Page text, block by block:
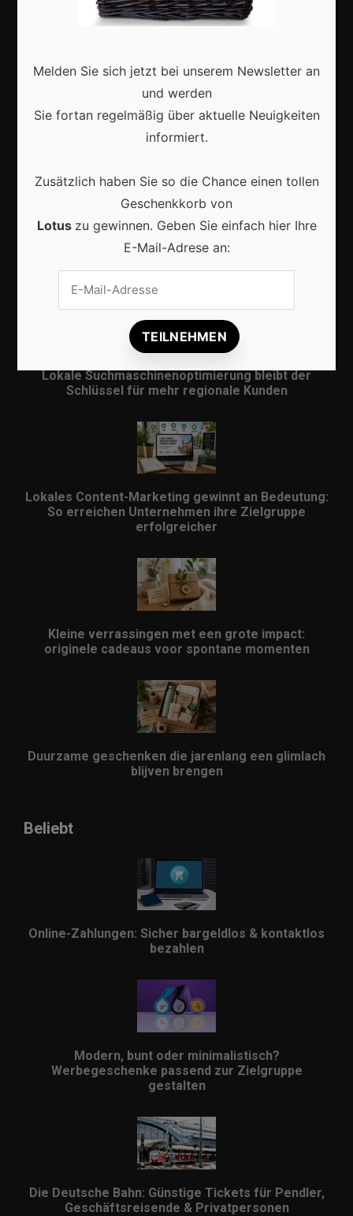
KI im Content-Marketing: So wird digitale
Sichtbarkeit 2026 erfolgreicher
Lokale Suchmaschinenoptimierung bleibt der
Schlüssel für mehr regionale Kunden
Lokales Content-Marketing gewinnt an Bedeutung:
So erreichen Unternehmen ihre Zielgruppe
erfolgreicher
Kleine verrassingen met een grote impact:
originele cadeaus voor spontane momenten
Duurzame geschenken die jarenlang een glimlach
blijven brengen
Beliebt
Online-Zahlungen: Sicher bargeldlos & kontaktlos
bezahlen
Modern, bunt oder minimalistisch?
Werbegeschenke passend zur Zielgruppe
gestalten
Die Deutsche Bahn: Günstige Tickets für Pendler,
Geschäftsreisende & Privatpersonen
Melden Sie sich jetzt bei unserem Newsletter an
und werden
Sie fortan regelmäßig über aktuelle Neuigkeiten
informiert.
Zusätzlich haben Sie so die Chance einen tollen
Geschenkkorb von
Lotus zu gewinnen. Geben Sie einfach hier Ihre
E-Mail-Adrese an: